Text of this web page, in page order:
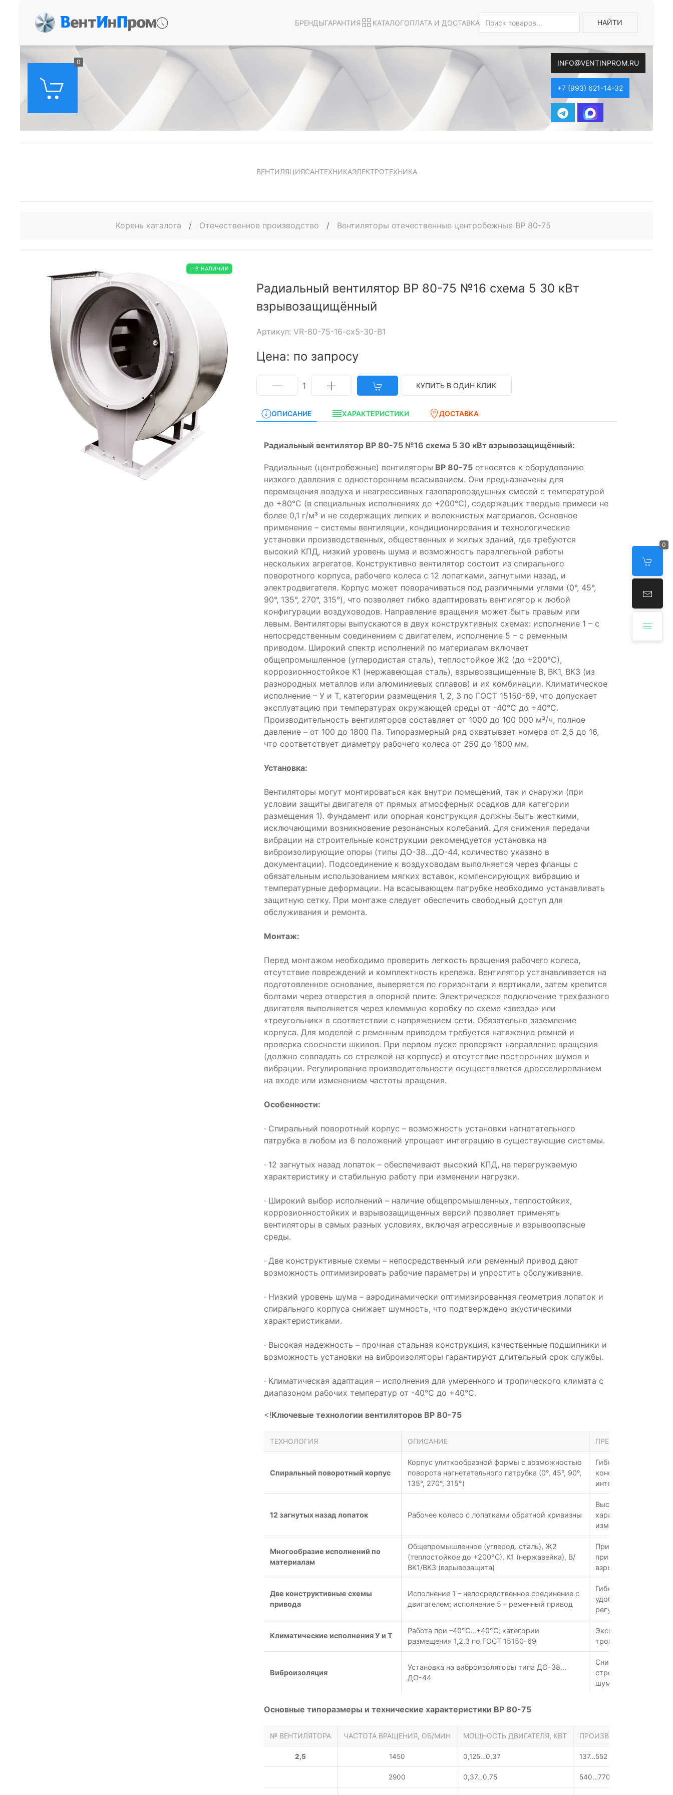
ВентИнПром БРЕНДЫГАРАНТИЯ КАТАЛОГОПЛАТА И ДОСТАВКА НАЙТИ
0 INFO@VENTINPROM.RU
+7 (993) 621-14-32
0
ВЕНТИЛЯЦИЯСАНТЕХНИКАЭЛЕКТРОТЕХНИКА
Корень каталога / Отечественное производство / Вентиляторы отечественные центробежные ВР 80-75
✅ В НАЛИЧИИ
Радиальный вентилятор ВР 80-75 №16 схема 5 30 кВт
взрывозащищённый
Артикул: VR-80-75-16-cx5-30-B1
Цена: по запросу
1 КУПИТЬ В ОДИН КЛИК
ОПИСАНИЕ ХАРАКТЕРИСТИКИ ДОСТАВКА
Радиальный вентилятор ВР 80-75 №16 схема 5 30 кВт взрывозащищённый:
Радиальные (центробежные) вентиляторы ВР 80-75 относятся к оборудованию
низкого давления с односторонним всасыванием. Они предназначены для
перемещения воздуха и неагрессивных газопаровоздушных смесей с температурой
до +80°С (в специальных исполнениях до +200°С), содержащих твердые примеси не
более 0,1 г/м³ и не содержащих липких и волокнистых материалов. Основное
применение – системы вентиляции, кондиционирования и технологические
установки производственных, общественных и жилых зданий, где требуются
высокий КПД, низкий уровень шума и возможность параллельной работы
нескольких агрегатов. Конструктивно вентилятор состоит из спирального
поворотного корпуса, рабочего колеса с 12 лопатками, загнутыми назад, и
электродвигателя. Корпус может поворачиваться под различными углами (0°, 45°,
90°, 135°, 270°, 315°), что позволяет гибко адаптировать вентилятор к любой
конфигурации воздуховодов. Направление вращения может быть правым или
левым. Вентиляторы выпускаются в двух конструктивных схемах: исполнение 1 – с
непосредственным соединением с двигателем, исполнение 5 – с ременным
приводом. Широкий спектр исполнений по материалам включает
общепромышленное (углеродистая сталь), теплостойкое Ж2 (до +200°С),
коррозионностойкое К1 (нержавеющая сталь), взрывозащищенные В, ВК1, ВК3 (из
разнородных металлов или алюминиевых сплавов) и их комбинации. Климатическое
исполнение – У и Т, категории размещения 1, 2, 3 по ГОСТ 15150-69, что допускает
эксплуатацию при температурах окружающей среды от -40°С до +40°С.
Производительность вентиляторов составляет от 1000 до 100 000 м³/ч, полное
давление – от 100 до 1800 Па. Типоразмерный ряд охватывает номера от 2,5 до 16,
что соответствует диаметру рабочего колеса от 250 до 1600 мм.
Установка:
Вентиляторы могут монтироваться как внутри помещений, так и снаружи (при
условии защиты двигателя от прямых атмосферных осадков для категории
размещения 1). Фундамент или опорная конструкция должны быть жесткими,
исключающими возникновение резонансных колебаний. Для снижения передачи
вибрации на строительные конструкции рекомендуется установка на
виброизолирующие опоры (типы ДО-38…ДО-44, количество указано в
документации). Подсоединение к воздуховодам выполняется через фланцы с
обязательным использованием мягких вставок, компенсирующих вибрацию и
температурные деформации. На всасывающем патрубке необходимо устанавливать
защитную сетку. При монтаже следует обеспечить свободный доступ для
обслуживания и ремонта.
Монтаж:
Перед монтажом необходимо проверить легкость вращения рабочего колеса,
отсутствие повреждений и комплектность крепежа. Вентилятор устанавливается на
подготовленное основание, выверяется по горизонтали и вертикали, затем крепится
болтами через отверстия в опорной плите. Электрическое подключение трехфазного
двигателя выполняется через клеммную коробку по схеме «звезда» или
«треугольник» в соответствии с напряжением сети. Обязательно заземление
корпуса. Для моделей с ременным приводом требуется натяжение ремней и
проверка соосности шкивов. При первом пуске проверяют направление вращения
(должно совпадать со стрелкой на корпусе) и отсутствие посторонних шумов и
вибрации. Регулирование производительности осуществляется дросселированием
на входе или изменением частоты вращения.
Особенности:
· Спиральный поворотный корпус – возможность установки нагнетательного
патрубка в любом из 6 положений упрощает интеграцию в существующие системы.
· 12 загнутых назад лопаток – обеспечивают высокий КПД, не перегружаемую
характеристику и стабильную работу при изменении нагрузки.
· Широкий выбор исполнений – наличие общепромышленных, теплостойких,
коррозионностойких и взрывозащищенных версий позволяет применять
вентиляторы в самых разных условиях, включая агрессивные и взрывоопасные
среды.
· Две конструктивные схемы – непосредственный или ременный привод дают
возможность оптимизировать рабочие параметры и упростить обслуживание.
· Низкий уровень шума – аэродинамически оптимизированная геометрия лопаток и
спирального корпуса снижает шумность, что подтверждено акустическими
характеристиками.
· Высокая надежность – прочная стальная конструкция, качественные подшипники и
возможность установки на виброизоляторы гарантируют длительный срок службы.
· Климатическая адаптация – исполнения для умеренного и тропического климата с
диапазоном рабочих температур от -40°С до +40°С.
<!Ключевые технологии вентиляторов ВР 80-75
ТЕХНОЛОГИЯ ОПИСАНИЕ ПРЕИМУЩЕСТВА
Спиральный поворотный корпус
Корпус улиткообразной формы с возможностью
поворота нагнетательного патрубка (0°, 45°, 90°,
135°, 270°, 315°)
Гибкость монтажа,
конфигурации
интеграции
12 загнутых назад лопаток Рабочее колесо с лопатками обратной кривизны
Высокий КПД, не
характеристика,
изменении нагрузки
Многообразие исполнений по
материалам
Общепромышленное (углерод. сталь), Ж2
(теплостойкое до +200°С), К1 (нержавейка), В/
ВК1/ВК3 (взрывозащита)
Применимость в
при высоких
взрывоопасных зонах
Две конструктивные схемы
привода
Исполнение 1 – непосредственное соединение с
двигателем; исполнение 5 – ременный привод
Гибкость подбора
удобство
регулирования
Климатические исполнения У и Т
Работа при –40°С…+40°С; категории
размещения 1,2,3 по ГОСТ 15150-69
Эксплуатация в
тропики и холодные
Виброизоляция
Установка на виброизоляторы типа ДО-38…
ДО-44
Снижение передачи
строительные
шума
Основные типоразмеры и технические характеристики ВР 80-75
№ ВЕНТИЛЯТОРА ЧАСТОТА ВРАЩЕНИЯ, ОБ/МИН МОЩНОСТЬ ДВИГАТЕЛЯ, КВТ ПРОИЗВОДИТЕЛЬНОСТЬ
2,5 1450 0,125…0,37 137…552
2900 0,37…0,75 540…770